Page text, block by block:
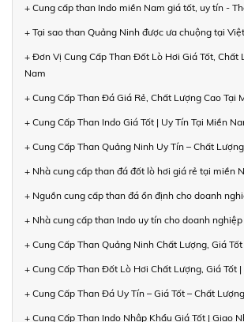
+ Cung cấp than Indo miền Nam giá tốt, uy tín -
+ Tại sao than Quảng Ninh được ưa chuộng tại
+ Đơn Vị Cung Cấp Than Đốt Lò Hơi Giá Tốt, Chất
Nam
+ Cung Cấp Than Đá Giá Rẻ, Chất Lượng Cao Tại
+ Cung Cấp Than Indo Giá Tốt | Uy Tín Tại Miền
+ Cung Cấp Than Quảng Ninh Uy Tín – Chất
+ Nhà cung cấp than đá đốt lò hơi giá rẻ tại miền
+ Nguồn cung cấp than đá ổn định cho doanh
+ Nhà cung cấp than Indo uy tín cho doanh
+ Cung Cấp Than Quảng Ninh Chất Lượng, Giá
+ Cung Cấp Than Đốt Lò Hơi Chất Lượng, Giá Tốt
+ Cung Cấp Than Đá Uy Tín – Giá Tốt – Chất
+ Cung Cấp Than Indo Nhập Khẩu Giá Tốt | Giao